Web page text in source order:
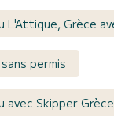
L'Attique, Grèce
permis
avec Skipper Grèce